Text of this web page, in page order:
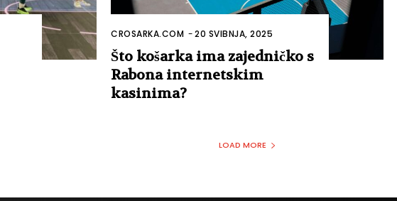
CROSARKA.COM -20 SVIBNJA, 2025
Što košarka ima zajedničko s
Rabona internetskim
kasinima?
LOAD MORE